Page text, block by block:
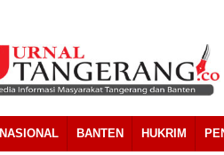
NASIONAL BANTEN HUKRIM